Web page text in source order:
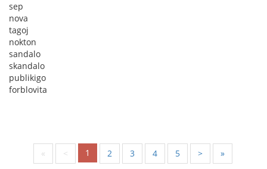
sep
nova
tagoj
nokton
sandalo
skandalo
publikigo
forblovita
« < 1 2 3 4 5 > »